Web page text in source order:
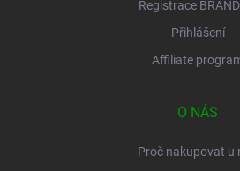
Registrace
Přihlášení
Affiliate
O NÁS
Proč nakupovat u